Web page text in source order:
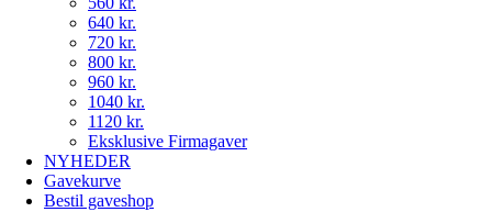
640 kr.
720 kr.
800 kr.
960 kr.
1040 kr.
1120 kr.
Eksklusive Firmagaver
NYHEDER
Gavekurve
Bestil gaveshop